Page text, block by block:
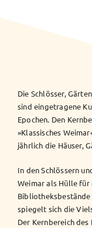
Die Schlösser,
sind eingetragene
Epochen. Den
»Klassisches
jährlich die Häuser,
In den Schlössern
Weimar als Hülle für
Bibliotheksbestände
spiegelt sich die
Der Kernbereich des